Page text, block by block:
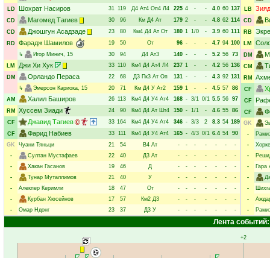
LD
Шохрат Насиров 31 119 Д4 Ат4 Оп4 Л4 225 4 - - 4.0 60 137
CD
Магомед Тагиев 30 96 Км Д4 Ат 179 2 - - 4.8 62 114
CD
Джошгун Асадзаде 23 80 Км4 Д4 Ат От 180 1 1/0 - 3.9 60 111
RD Фарадж Шамилов 19 50 От 96 - - - 4.7 94 100
↳
Игор Минич, 15 30 94 Д4 Ат3 140 - - - 5.2 56 73
LM
Джи Хи Хук 33 110 Км4 Д4 Ат4 Л4 237 1 - - 4.2 56 136
DM
Орландо Пераса 22 68 Д3 Пк3 Ат Оп 131 - - - 4.3 92 131
↳
Эмерсон Кариока, 15 20 71 Км Д4 У Ат2 159 1 - - 4.5 57 86
AM
Халил Баширов 26 113 Км4 Д4 У4 Ат4 168 - 3/1 0/1 5.5 56 97
RM
Хуссем Зиади 24 90 Км4 Д4 Ат Шт4 150 - 1/1 - 4.6 55 86
CF
Джавид Тагиев 33 164 Км4 Д4 У4 Ат4 346 - 3/3 2 8.3 54 189
CF
Фарид Набиев 33 111 Км4 Д4 У4 Ат4 165 - 4/3 0/1 6.4 54 90
GK
Чуани Тяньци 21 54 В4 Ат - - - - - -
-
-
Султан Мустафаев 22 40 Д3 Ат - - - - - -
-
-
Хакан Гасанов 19 46 Д - - - - - -
-
-
Тунар Муталлимов 21 40 У - - - - - -
-
-
Алекпер Керимли 18 47 От - - - - - -
-
-
Курбан Хюсейнов 17 57 Км2 Д3 - - - - - -
-
-
Омар Ндонг 23 37 Д3 У - - - - - - -
LB
CD
RB
LM
DM
CM
RM
CF
CF
CF
GK
-
-
-
-
Гара
-
-
-
-
Лента событий:
+2